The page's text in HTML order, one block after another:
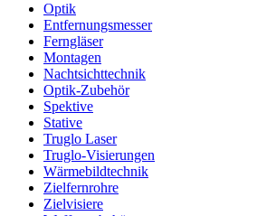
Optik
Entfernungsmesser
Ferngläser
Montagen
Nachtsichttechnik
Optik-Zubehör
Spektive
Stative
Truglo Laser
Truglo-Visierungen
Wärmebildtechnik
Zielfernrohre
Zielvisiere